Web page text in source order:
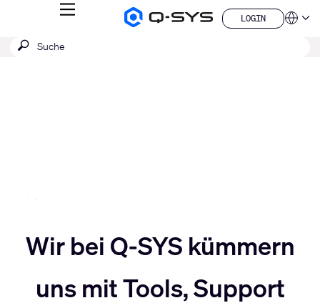
Q-
MENÜ
LOGIN
LOGIN
QSYS.com (English)
Suche
SUCHE
Slider
Slider
nach
Wir bei Q-SYS kümmern
uns mit Tools, Support